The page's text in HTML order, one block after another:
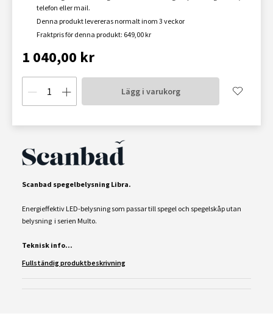
telefon eller mail.
Denna produkt levereras normalt inom 3 veckor
Fraktpris för denna produkt: 649,00 kr
1 040,00 kr
Lägg i varukorg
Scanbad spegelbelysning Libra.
Energieffektiv LED-belysning som passar till spegel och spegelskåp utan
belysning i serien Multo.
Teknisk info...
Fullständig produktbeskrivning